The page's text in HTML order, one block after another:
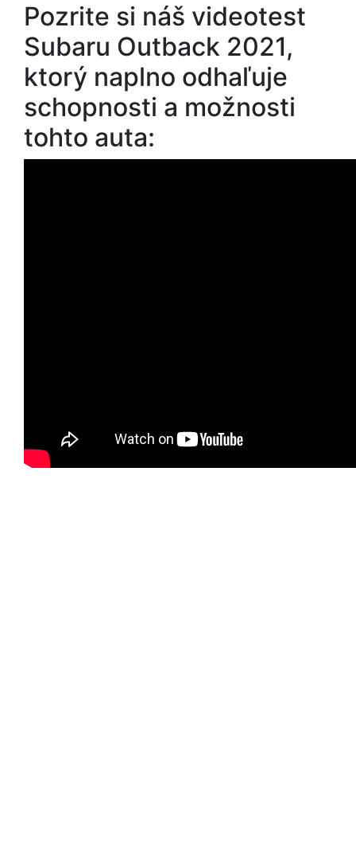
Pozrite si náš videotest
Subaru Outback 2021,
ktorý naplno odhaľuje
schopnosti a možnosti
tohto auta: